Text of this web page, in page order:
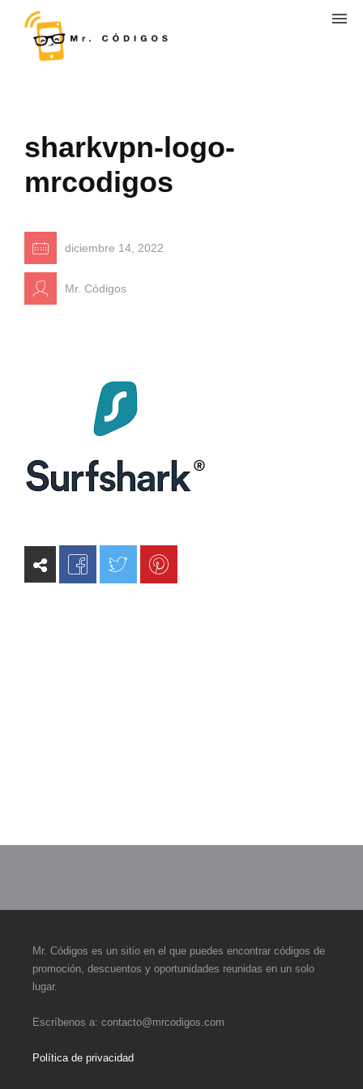
sharkvpn-logo-
mrcodigos
diciembre 14, 2022
Mr. Códigos
Mr. Códigos es un sitio en el que puedes encontrar códigos de
promoción, descuentos y oportunidades reunidas en un solo
lugar.
Escríbenos a: contacto@mrcodigos.com
Política de privacidad